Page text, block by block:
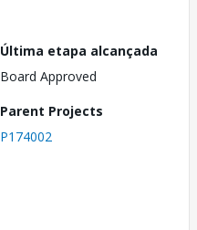
Última etapa alcançada
Board Approved
Parent Projects
P174002